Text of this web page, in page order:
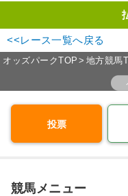
<<レース一覧へ戻る
オッズパークTOP 地方競馬
投票
競馬メニュー